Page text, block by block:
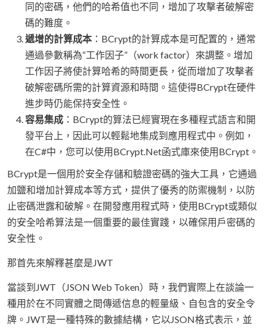
同的密碼，他們的哈希值也不同，增加了攻擊者破解密
碼的難度。
遞增的計算成本 ：BCrypt的計算成本是可配置的，通常
通過參數稱為“工作因子”（work factor）來調整。增加
工作因子將使計算哈希的時間更長，從而增加了攻擊者
破解密碼所需的計算資源和時間。這使得BCrypt在硬件
進步時仍能保持安全性。
容易集成 ：BCrypt的算法已經實現在多種程式語言和開
發平台上，因此可以輕鬆地集成到應用程式中。例如，
在C#中，您可以使用BCrypt.Net函式庫來使用BCrypt。
BCrypt是一個用於安全存儲和驗證密碼的強大工具，它通過
加鹽和增加計算成本等方式，提供了優秀的防禦機制，以防
止密碼泄露和破解。在開發應用程式時，使用BCrypt或類似
的安全哈希算法是一個重要的最佳實踐，以確保用戶密碼的
安全性。
那首先來解釋甚麼是JWT
當談到JWT（JSON Web Token）時，我們實際上在談論一
種用於在不同實體之間傳遞信息的輕量級、自包含的安全令
牌。JWT是一種特殊的數據結構，它以JSON格式表示，並